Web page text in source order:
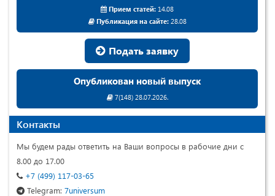
Прием статей: 14.08
Публикация на сайте:28.08
Подать заявку
Опубликован новый выпуск
7(148) 28.07.2026.
Контакты
Мы будем рады ответить на Ваши вопросы в рабочие дни с
8.00 до 17.00
+7 (499) 117-03-65
Telegram: 7universum